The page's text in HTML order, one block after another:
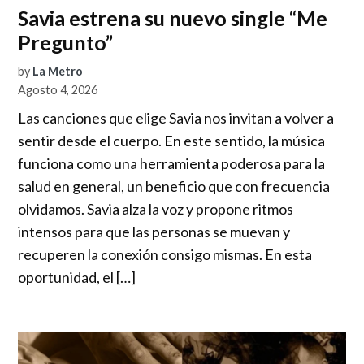
Savia estrena su nuevo single “Me
Pregunto”
by La Metro
Agosto 4, 2026
Las canciones que elige Savia nos invitan a volver a
sentir desde el cuerpo. En este sentido, la música
funciona como una herramienta poderosa para la
salud en general, un beneficio que con frecuencia
olvidamos. Savia alza la voz y propone ritmos
intensos para que las personas se muevan y
recuperen la conexión consigo mismas. En esta
oportunidad, el […]